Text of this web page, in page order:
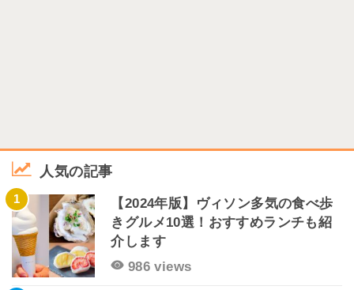
人気の記事
1
【2024年版】ヴィソン多気の食べ歩
きグルメ10選！おすすめランチも紹
介します
986 views